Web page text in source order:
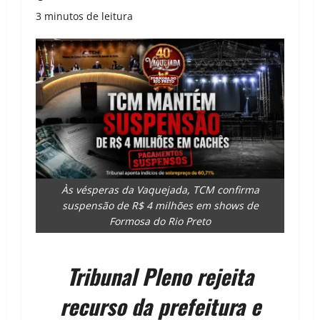
3 minutos de leitura
Às vésperas da Vaquejada, TCM confirma
suspensão de R$ 4 milhões em shows de
Formosa do Rio Preto
Tribunal Pleno rejeita
recurso da prefeitura e